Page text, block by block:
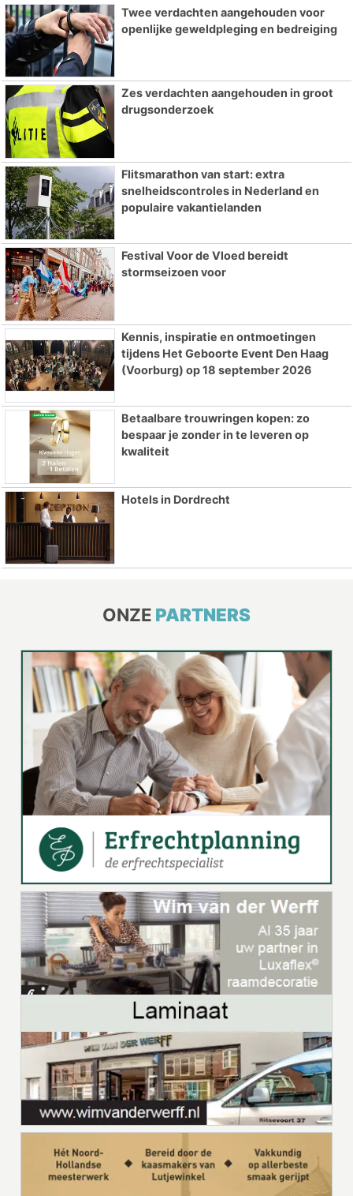
Twee verdachten aangehouden voor
openlijke geweldpleging en bedreiging
Zes verdachten aangehouden in groot
drugsonderzoek
Flitsmarathon van start: extra
snelheidscontroles in Nederland en
populaire vakantielanden
Festival Voor de Vloed bereidt
stormseizoen voor
Kennis, inspiratie en ontmoetingen
tijdens Het Geboorte Event Den Haag
(Voorburg) op 18 september 2026
Betaalbare trouwringen kopen: zo
bespaar je zonder in te leveren op
kwaliteit
Hotels in Dordrecht
ONZE PARTNERS